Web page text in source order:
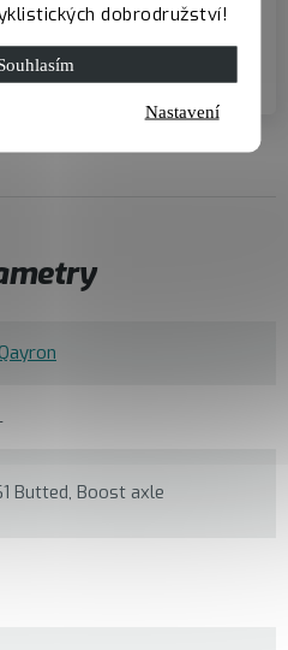
dobrodružství!
Nastavení
složení 44/56
Butted, Boost axle